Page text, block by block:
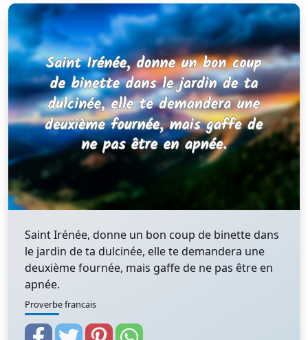
Saint Irénée, donne un bon coup de binette dans
le jardin de ta dulcinée, elle te demandera une
deuxième fournée, mais gaffe de ne pas être en
apnée.
Proverbe francais